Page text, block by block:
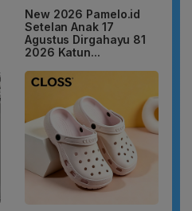
New 2026 Pamelo.id
Setelan Anak 17
Agustus Dirgahayu 81
2026 Katun...